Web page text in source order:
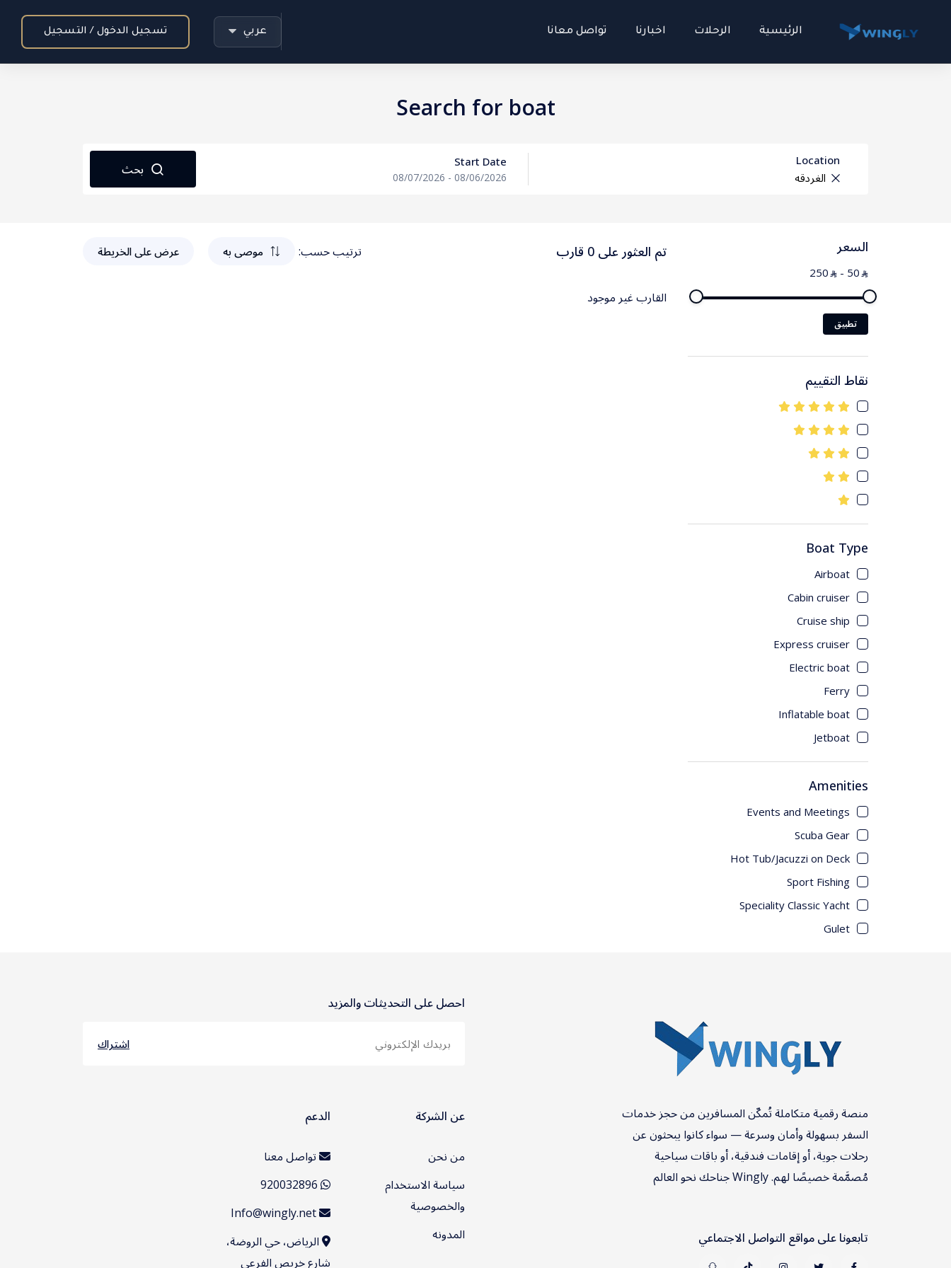
الرئيسية الرحلات اخبارنا تواصل معانا عربي تسجيل الدخول / التسجيل
Search for boat
Location
سريلانكا
سنغافورة
رحلة العواصم الأوروبية
العلا
البوسنة والهرسك
Start Date
08/06/2026
-
08/07/2026
بحث
السعر
⃁
50
-
⃁
250
تطبيق
نقاط التقييم
Boat Type
Airboat
Cabin cruiser
Cruise ship
Express cruiser
Electric boat
Ferry
Inflatable boat
Jetboat
Amenities
Events and Meetings
Scuba Gear
Hot Tub/Jacuzzi on Deck
Sport Fishing
Speciality Classic Yacht
Gulet
تم العثور على 0 قارب ترتيب حسب: موصى به عرض على الخريطة
Cabin cruiser
Cruise ship
Express cruiser
Electric boat
Inflatable boat
Events and Meetings
Scuba Gear
Hot Tub/Jacuzzi on Deck
Sport Fishing
Speciality Classic Yacht
القارب غير موجود
منصة رقمية متكاملة تُمكّن المسافرين من حجز خدمات
السفر بسهولة وأمان وسرعة — سواء كانوا يبحثون عن
رحلات جوية، أو إقامات فندقية، أو باقات سياحية
مُصمَّمة خصيصًا لهم. Wingly جناحك نحو العالم
تابعونا على مواقع التواصل الاجتماعي
احصل على التحديثات والمزيد
اشتراك
عن الشركة
من نحن
سياسة الاستخدام
والخصوصية
المدونه
الدعم
تواصل معنا
920032896
Info@wingly.net
الرياض، حي الروضة،
شارع خريص الفرعي